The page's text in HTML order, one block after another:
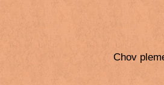
Chov